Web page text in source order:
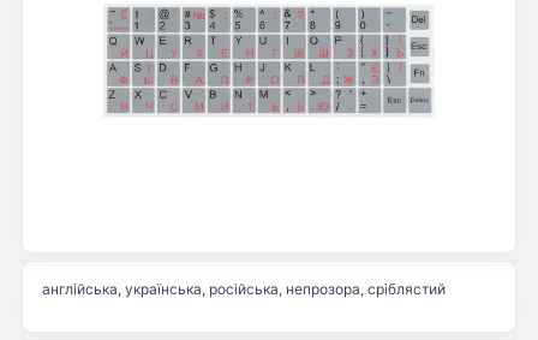
англійська, українська, російська, непрозора, сріблястий